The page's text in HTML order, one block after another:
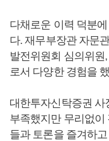
다채로운 이력 덕분
다. 재무부장관 자문
발전위원회 심의위
로서 다양한 경험을
대한투자신탁증권 사
부족했지만 무리없이
들과 토론을 즐겨하